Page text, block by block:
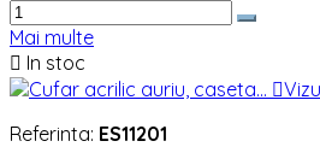
Mai multe
 In stoc

Referinta: ES11201